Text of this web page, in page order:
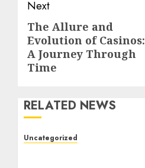
Next
Next
post:
The Allure and
Evolution of Casinos:
A Journey Through
Time
RELATED NEWS
Uncategorized